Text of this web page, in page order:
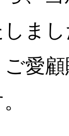
しま
愛